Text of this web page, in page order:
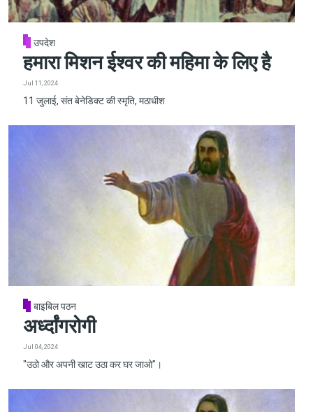
उपदेश
हमारा मिशन ईश्वर की महिमा के लिए है
Jul 11, 2024
11 जुलाई, संत बेनेडिक्ट की स्मृति, मठाधीश
बाइबिल पठन
अर्ध्दांगरोगी
Jul 04, 2024
"उठो और अपनी खाट उठा कर घर जाओ"।